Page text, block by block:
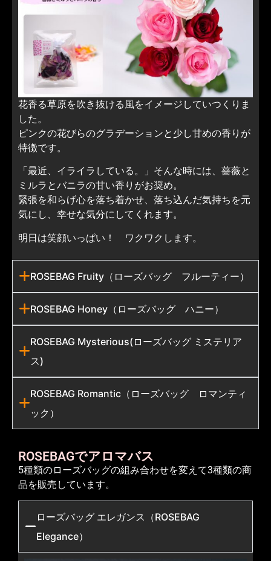
花香る草原を吹き抜ける風をイメージしていつくりま
した。
ピンクの花びらのグラデーションと少し甘めの香りが
特徴です。
「最近、イライラしている。」そんな時には、薔薇と
ミルラとバニラの甘い香りがお奨め。
緊張を和らげ心を落ち着かせ、落ち込んだ気持ちを元
気にし、幸せな気分にしてくれます。
明日は笑顔いっぱい！ ワクワクします。
ROSEBAG Fruity（ローズバッグ フルーティー）
ROSEBAG Honey（ローズバッグ ハニー）
ROSEBAG Mysterious(ローズバッグ ミステリア
ス)
ROSEBAG Romantic（ローズバッグ ロマンティ
ック）
ROSEBAGでアロマバス
5種類のローズバッグの組み合わせを変えて3種類の商
品を販売しています。
ローズバッグ エレガンス（ROSEBAG
Elegance）